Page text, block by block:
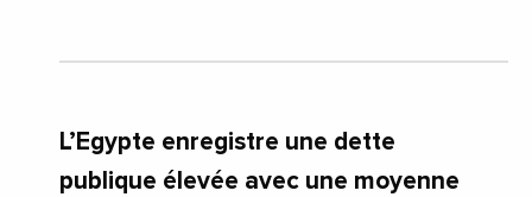
L’Egypte enregistre une dette
publique élevée avec une moyenne